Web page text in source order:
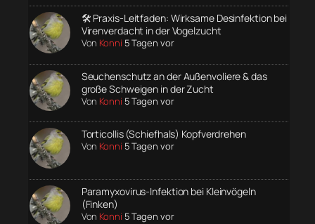
🛠️ Praxis-Leitfaden: Wirksame Desinfektion bei
Virenverdacht in der Vogelzucht
Von Konni 5 Tagen vor
Seuchenschutz an der Außenvoliere & das
große Schweigen in der Zucht
Von Konni 5 Tagen vor
Torticollis (Schiefhals) Kopfverdrehen
Von Konni 5 Tagen vor
Paramyxovirus-Infektion bei Kleinvögeln
(Finken)
Von Konni 5 Tagen vor